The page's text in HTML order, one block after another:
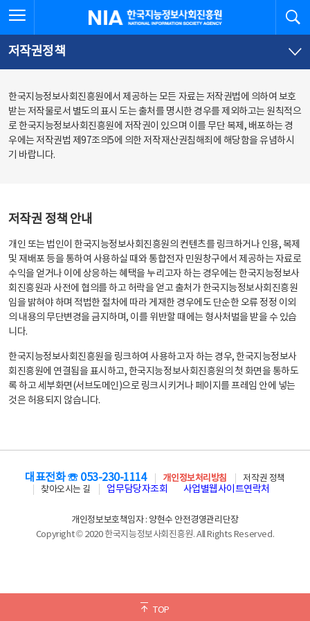
문
로
가
체
뉴
바
가
한국지능정보사회진흥원
저작권정책
한국지능정보사회진흥원에서 제공하는 모든 자료는 저작권법에 의하여 보호
받는 저작물로서 별도의 표시 도는 출처를 명시한 경우를 제외하고는 원칙적으
로 한국지능정보사회진흥원에 저작권이 있으며 이를 무단 복제, 배포하는 경
우에는 저작권법 제97조의5에 의한 저작재산권침해죄에 해당함을 유념하시
기 바랍니다.
저작권 정책 안내
개인 또는 법인이 한국지능정보사회진흥원의 컨텐츠를 링크하거나 인용, 복제
및 재배포 등을 통하여 사용하실 때와 통합전자 민원창구에서 제공하는 자료로
수익을 얻거나 이에 상응하는 혜택을 누리고자 하는 경우에는 한국지능정보사
회진흥원과 사전에 협의를 하고 허락을 얻고 출처가 한국지능정보사회진흥원
임을 밝혀야 하며 적법한 절차에 따라 게재한 경우에도 단순한 오류 정정 이외
의 내용의 무단변경을 금지하며, 이를 위반할 때에는 형사처벌을 받을 수 있습
니다.
한국지능정보사회진흥원을 링크하여 사용하고자 하는 경우, 한국지능정보사
회진흥원에 연결됨을 표시하고, 한국지능정보사회진흥원의 첫 화면을 통하도
록 하고 세부화면(서브도메인)으로 링크시키거나 페이지를 프레임 안에 넣는
것은 허용되지 않습니다.
TOP
대표전화 ☏ 053-230-1114 개인정보처리방침
저작권 정책
찾아오시는 길
업무담당자조회 사업별웹사이트연락처
개인정보보호책임자 : 양현수 안전경영관리단장
Copyright © 2020 한국지능정보사회진흥원. All Rights Reserved.